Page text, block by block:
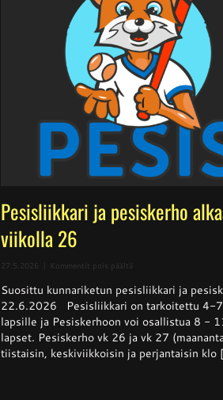
Pesisliikkari ja pesiskerho
viikolla 26
27.5.2026 Kommentit pois päältä
ja
pesiskerho
alkaa
viikolla
26
Suosittu kunnariketun pesisliikkari ja
22.6.2026 Pesisliikkari on tarkoitettu 4-
lapsille ja Pesiskerhoon voi osallistua 8 -
lapset. Pesiskerho vk 26 ja vk 27
tiistaisin, keskiviikkoisin ja perjantaisin klo